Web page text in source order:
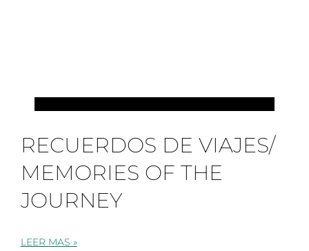
RECUERDOS DE VIAJES/
MEMORIES OF THE
JOURNEY
LEER MAS »